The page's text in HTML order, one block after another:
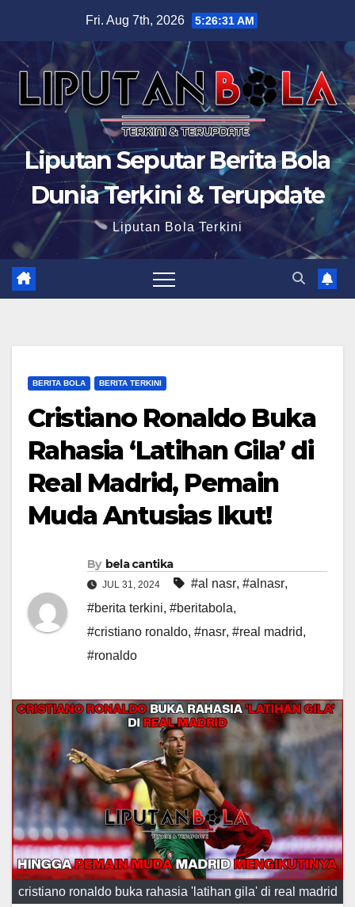
content
Fri. Aug 7th, 2026 5:26:32 AM
Liputan Seputar Berita Bola
Dunia Terkini & Terupdate
Liputan Bola Terkini
BERITA BOLA BERITA TERKINI
Cristiano Ronaldo Buka
Rahasia ‘Latihan Gila’ di
Real Madrid, Pemain
Muda Antusias Ikut!
By bela cantika
JUL 31, 2024 #al nasr, #alnasr,
#berita terkini, #beritabola,
#cristiano ronaldo, #nasr, #real madrid,
#ronaldo
cristiano ronaldo buka rahasia 'latihan gila' di real madrid